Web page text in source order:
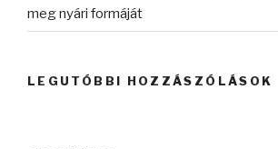
meg nyári formáját
LEGUTÓBBI HOZZÁSZÓLÁSOK